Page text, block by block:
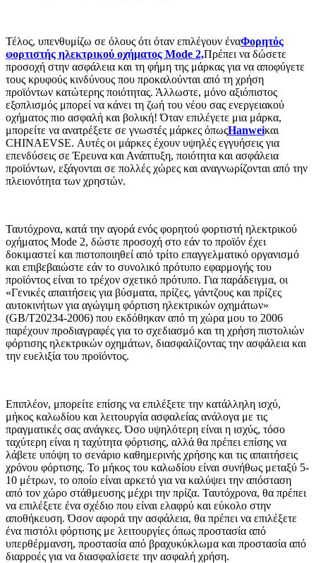
Τέλος, υπενθυμίζω σε όλους ότι όταν επιλέγουν έναΦορητός
φορτιστής ηλεκτρικού οχήματος Mode 2,Πρέπει να δώσετε
προσοχή στην ασφάλεια και τη φήμη της μάρκας για να αποφύγετε
τους κρυφούς κινδύνους που προκαλούνται από τη χρήση
προϊόντων κατώτερης ποιότητας. Άλλωστε, μόνο αξιόπιστος
εξοπλισμός μπορεί να κάνει τη ζωή του νέου σας ενεργειακού
οχήματος πιο ασφαλή και βολική! Όταν επιλέγετε μια μάρκα,
μπορείτε να ανατρέξετε σε γνωστές μάρκες όπωςHanweiκαι
CHINAEVSE. Αυτές οι μάρκες έχουν υψηλές εγγυήσεις για
επενδύσεις σε Έρευνα και Ανάπτυξη, ποιότητα και ασφάλεια
προϊόντων, εξάγονται σε πολλές χώρες και αναγνωρίζονται από την
πλειονότητα των χρηστών.
Ταυτόχρονα, κατά την αγορά ενός φορητού φορτιστή ηλεκτρικού
οχήματος Mode 2, δώστε προσοχή στο εάν το προϊόν έχει
δοκιμαστεί και πιστοποιηθεί από τρίτο επαγγελματικό οργανισμό
και επιβεβαιώστε εάν το συνολικό πρότυπο εφαρμογής του
προϊόντος είναι το τρέχον σχετικό πρότυπο. Για παράδειγμα, οι
«Γενικές απαιτήσεις για βύσματα, πρίζες, γάντζους και πρίζες
αυτοκινήτων για αγώγιμη φόρτιση ηλεκτρικών οχημάτων»
(GB/T20234-2006) που εκδόθηκαν από τη χώρα μου το 2006
παρέχουν προδιαγραφές για το σχεδιασμό και τη χρήση πιστολιών
φόρτισης ηλεκτρικών οχημάτων, διασφαλίζοντας την ασφάλεια και
την ευελιξία του προϊόντος.
Επιπλέον, μπορείτε επίσης να επιλέξετε την κατάλληλη ισχύ,
μήκος καλωδίου και λειτουργία ασφαλείας ανάλογα με τις
πραγματικές σας ανάγκες. Όσο υψηλότερη είναι η ισχύς, τόσο
ταχύτερη είναι η ταχύτητα φόρτισης, αλλά θα πρέπει επίσης να
λάβετε υπόψη το σενάριο καθημερινής χρήσης και τις απαιτήσεις
χρόνου φόρτισης. Το μήκος του καλωδίου είναι συνήθως μεταξύ 5-
10 μέτρων, το οποίο είναι αρκετό για να καλύψει την απόσταση
από τον χώρο στάθμευσης μέχρι την πρίζα. Ταυτόχρονα, θα πρέπει
να επιλέξετε ένα σχέδιο που είναι ελαφρύ και εύκολο στην
αποθήκευση. Όσον αφορά την ασφάλεια, θα πρέπει να επιλέξετε
ένα πιστόλι φόρτισης με λειτουργίες όπως προστασία από
υπερθέρμανση, προστασία από βραχυκύκλωμα και προστασία από
διαρροές για να διασφαλίσετε την ασφαλή χρήση.